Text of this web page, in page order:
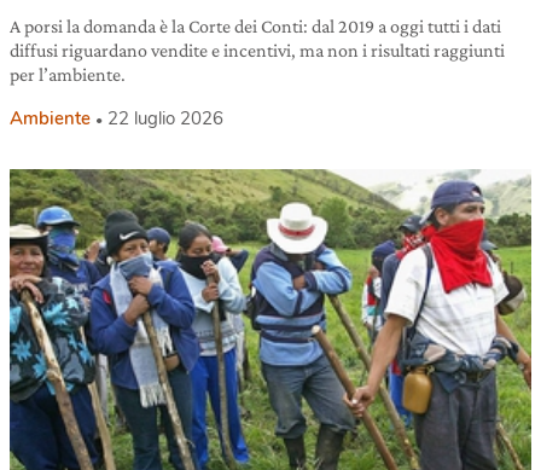
A porsi la domanda è la Corte dei Conti: dal 2019 a oggi tutti i dati
diffusi riguardano vendite e incentivi, ma non i risultati raggiunti
per l’ambiente.
Ambiente 22 luglio 2026